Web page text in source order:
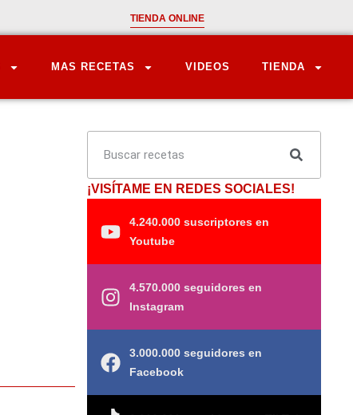
TIENDA ONLINE
MAS RECETAS VIDEOS TIENDA
¡VISÍTAME EN REDES SOCIALES!
4.240.000 suscriptores en
Youtube
4.570.000 seguidores en
Instagram
3.000.000 seguidores en
Facebook